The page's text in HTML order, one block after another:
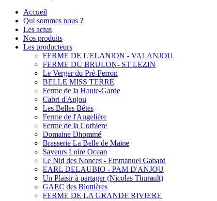
Accueil
Qui sommes nous ?
Les actus
Nos produits
Les producteurs
FERME DE L'ELANION - VALANJOU
FERME DU BRULON- ST LEZIN
Le Verger du Pré-Ferron
BELLE MISS TERRE
Ferme de la Haute-Garde
Cabri d'Anjou
Les Belles Bêtes
Ferme de l'Angelière
Ferme de la Corbiere
Domaine Dhommé
Brasserie La Belle de Maine
Saveurs Loire Ocean
Le Nid des Nonces - Emmanuel Gabard
EARL DELAUBIO - PAM D'ANJOU
Un Plaisir à partager (Nicolas Thurault)
GAEC des Blottières
FERME DE LA GRANDE RIVIERE